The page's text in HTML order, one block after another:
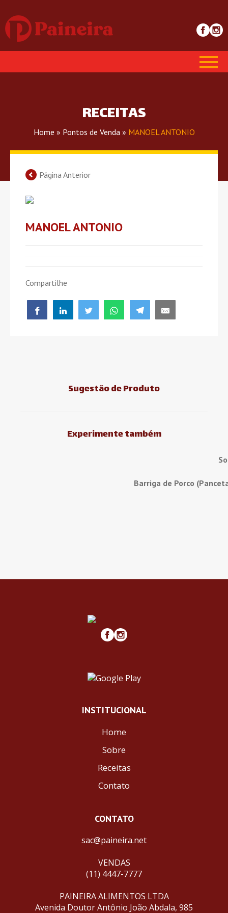
RECEITAS
Home » Pontos de Venda » MANOEL ANTONIO
Página Anterior
MANOEL ANTONIO
Compartilhe
Sugestão de Produto
Experimente também
Barriga de Porco
INSTITUCIONAL
Home
Sobre
Receitas
Contato
CONTATO
sac@paineira.net
VENDAS
(11) 4447-7777
PAINEIRA ALIMENTOS LTDA
Avenida Doutor Antônio João Abdala, 985